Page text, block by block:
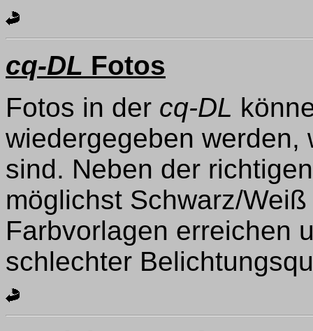
cq-DL Fotos
Fotos in der cq-DL
wiedergegeben werden,
sind. Neben der
möglichst Schwarz/
Farbvorlagen erreichen
schlechter